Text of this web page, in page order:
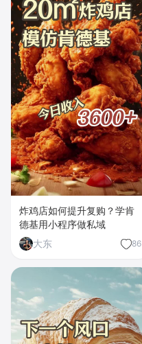
炸鸡店如何提升复购？学肯
德基用小程序做私域
大东
86